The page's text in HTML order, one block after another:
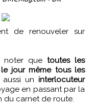
noter que toutes les
jour même tous les
un interlocuteur
en passant par la
du carnet de route.